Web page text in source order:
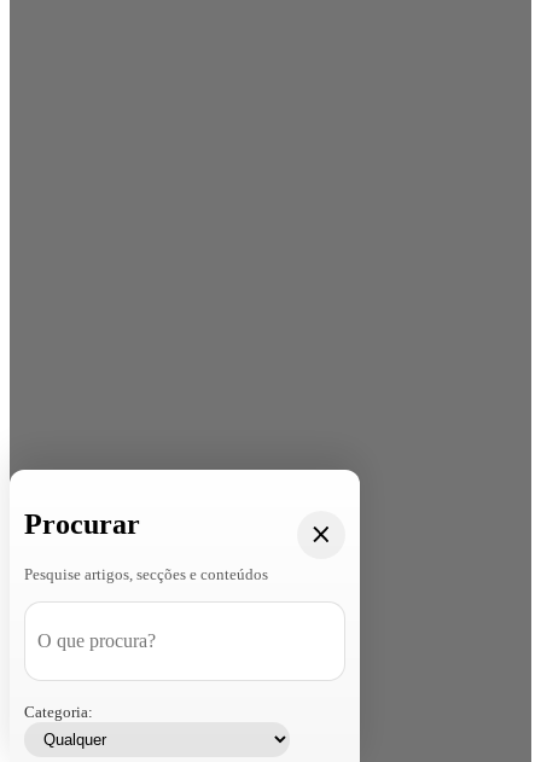
Procurar
Pesquise artigos, secções e conteúdos
Categoria: